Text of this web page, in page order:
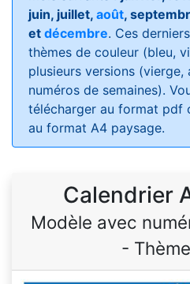
juin, juillet, août,
et décembre. Ces
thèmes de couleur (bleu,
plusieurs versions
numéros de semaines).
télécharger au format pdf
au format A4 paysage.
Calendrier
Modèle avec
-